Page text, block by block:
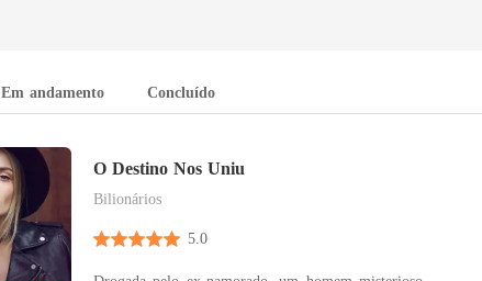
Em andamento Concluído
O Destino Nos Uniu
Bilionários
5.0